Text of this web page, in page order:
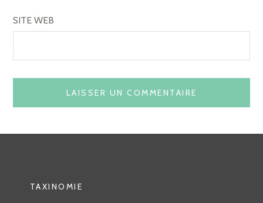
SITE WEB
TAXINOMIE